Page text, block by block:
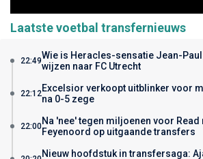
Laatste voetbal transfernieuws
22:49Wie is Heracles-sensatie Jean-Paul
wijzen naar FC Utrecht
22:12Excelsior verkoopt uitblinker voor
na 0-5 zege
22:00Na 'nee' tegen miljoenen voor
Feyenoord op uitgaande transfers
Nieuw hoofdstuk in transfersaga: